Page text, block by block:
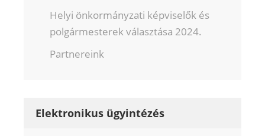
Helyi önkormányzati képviselők és
polgármesterek választása 2024.
Partnereink
Elektronikus ügyintézés